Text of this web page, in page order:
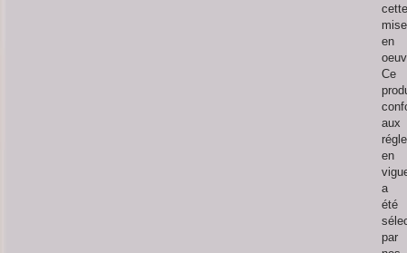
cette
mise
en
Ce
aux
en
a
été
par